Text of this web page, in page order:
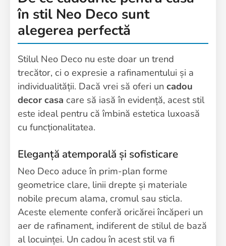
în stil Neo Deco sunt
alegerea perfectă
Stilul Neo Deco nu este doar un trend
trecător, ci o expresie a rafinamentului și a
individualității. Dacă vrei să oferi un cadou
decor casa care să iasă în evidență, acest stil
este ideal pentru că îmbină estetica luxoasă
cu funcționalitatea.
Eleganță atemporală și sofisticare
Neo Deco aduce în prim-plan forme
geometrice clare, linii drepte și materiale
nobile precum alama, cromul sau sticla.
Aceste elemente conferă oricărei încăperi un
aer de rafinament, indiferent de stilul de bază
al locuinței. Un cadou în acest stil va fi